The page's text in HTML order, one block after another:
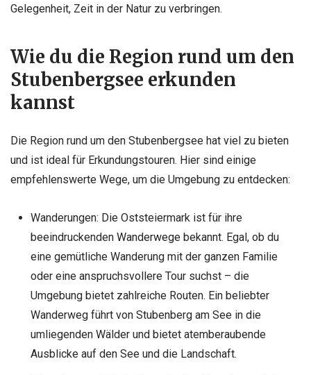
Gelegenheit, Zeit in der Natur zu verbringen.
Wie du die Region rund um den
Stubenbergsee erkunden
kannst
Die Region rund um den Stubenbergsee hat viel zu bieten
und ist ideal für Erkundungstouren. Hier sind einige
empfehlenswerte Wege, um die Umgebung zu entdecken:
Wanderungen: Die Oststeiermark ist für ihre
beeindruckenden Wanderwegebekannt. Egal, ob du
eine gemütliche Wanderung mit der ganzen Familie
oder eine anspruchsvollere Tour suchst – die
Umgebung bietet zahlreiche Routen. Ein beliebter
Wanderweg führt von Stubenberg am See in die
umliegenden Wälder und bietet atemberaubende
Ausblicke auf den See und die Landschaft.